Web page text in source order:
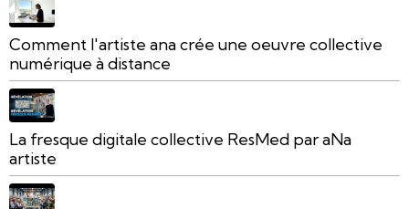
Comment l'artiste ana crée une oeuvre collective
numérique à distance
La fresque digitale collective ResMed par aNa
artiste